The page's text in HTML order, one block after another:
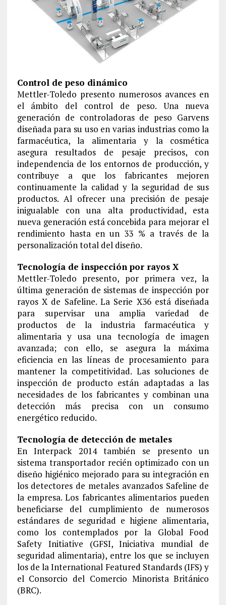
Control de peso dinámico
Mettler-Toledo presento numerosos avances en
el ámbito del control de peso. Una nueva
generación de controladoras de peso Garvens
diseñada para su uso en varias industrias como la
farmacéutica, la alimentaria y la cosmética
asegura resultados de pesaje precisos, con
independencia de los entornos de producción, y
contribuye a que los fabricantes mejoren
continuamente la calidad y la seguridad de sus
productos. Al ofrecer una precisión de pesaje
inigualable con una alta productividad, esta
nueva generación está concebida para mejorar el
rendimiento hasta en un 33 % a través de la
personalización total del diseño.
Tecnología de inspección por rayos X
Mettler-Toledo presento, por primera vez, la
última generación de sistemas de inspección por
rayos X de Safeline. La Serie X36 está diseñada
para supervisar una amplia variedad de
productos de la industria farmacéutica y
alimentaria y usa una tecnología de imagen
avanzada; con ello, se asegura la máxima
eficiencia en las líneas de procesamiento para
mantener la competitividad. Las soluciones de
inspección de producto están adaptadas a las
necesidades de los fabricantes y combinan una
detección más precisa con un consumo
energético reducido.
Tecnología de detección de metales
En Interpack 2014 también se presento un
sistema transportador recién optimizado con un
diseño higiénico mejorado para su integración en
los detectores de metales avanzados Safeline de
la empresa. Los fabricantes alimentarios pueden
beneficiarse del cumplimiento de numerosos
estándares de seguridad e higiene alimentaria,
como los contemplados por la Global Food
Safety Initiative (GFSI, Iniciativa mundial de
seguridad alimentaria), entre los que se incluyen
los de la International Featured Standards (IFS) y
el Consorcio del Comercio Minorista Británico
(BRC).